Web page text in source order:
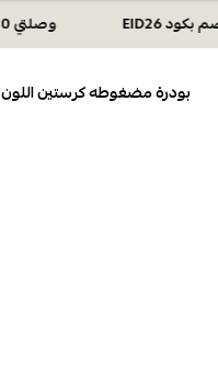
وصلتي 300 ريال؟ اختاري هديتك :🏍 شحن مجاني بكود N28 أو 💸خصم بكود EID26
بودرة مضغوطه كرستين اللون 3